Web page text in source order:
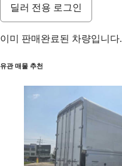
딜러 전용 로그인
이미 판매완료된 차량입니다.
유관 매물 추천